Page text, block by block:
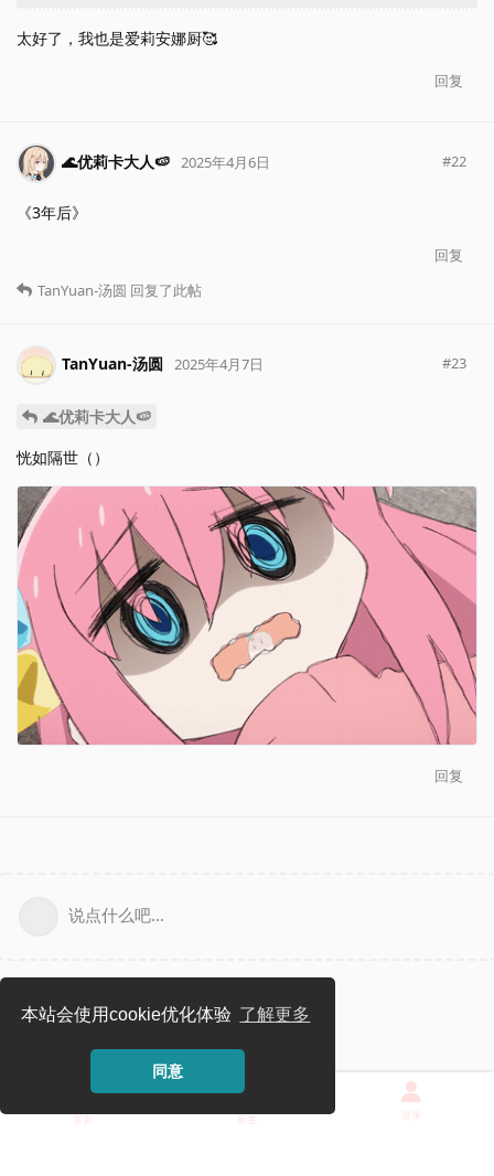
本站会使用cookie优化体验 了解更多
同意
太好了，我也是爱莉安娜厨🥰
回复
🌊优莉卡大人🍉 2025年4月6日 #22
《3年后》
回复
TanYuan-汤圆 回复了此帖
TanYuan-汤圆 2025年4月7日 #23
🌊优莉卡大人🍉
恍如隔世（）
回复
说点什么吧...
首页 标签 登录